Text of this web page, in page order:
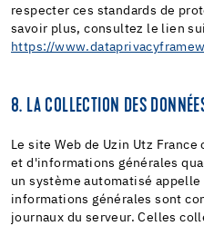
respecter ces standards de
savoir plus, consultez le lien
https://
8. LA COLLECTION DES
Le site Web de Uzin Utz
et d'informations générales
un système automatisé
informations générales sont
journaux du serveur. Celles